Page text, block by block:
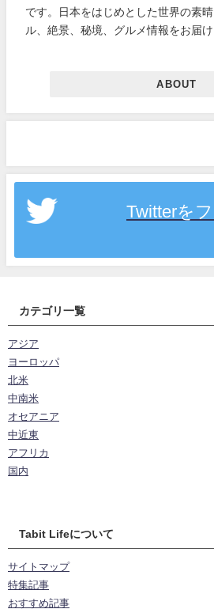
です。日本をはじめとした世界の素
ル、絶景、秘境、グルメ情報をお届け
ABOUT
Twitterを
カテゴリ一覧
アジア
ヨーロッパ
北米
中南米
オセアニア
中近東
アフリカ
国内
Tabit Lifeについて
サイトマップ
特集記事
おすすめ記事